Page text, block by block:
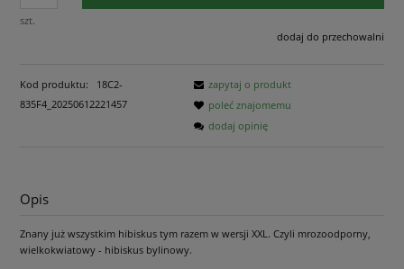
szt.
dodaj do przechowalni
Kod produktu:
18C2-
835F4_20250612221457
zapytaj o produkt
poleć znajomemu
dodaj opinię
Opis
Znany już wszystkim hibiskus tym razem w wersji XXL. Czyli mrozoodporny,
wielkokwiatowy - hibiskus bylinowy.